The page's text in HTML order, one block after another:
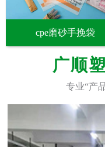
cpe磨砂手挽袋